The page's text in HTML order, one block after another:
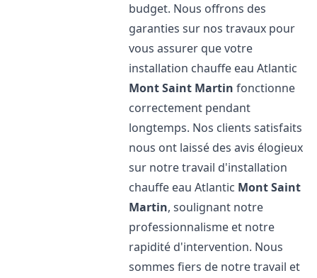
budget. Nous offrons des
garanties sur nos travaux pour
vous assurer que votre
installation chauffe eau Atlantic
Mont Saint Martin fonctionne
correctement pendant
longtemps. Nos clients satisfaits
nous ont laissé des avis élogieux
sur notre travail d'installation
chauffe eau Atlantic Mont Saint
Martin, soulignant notre
professionnalisme et notre
rapidité d'intervention. Nous
sommes fiers de notre travail et